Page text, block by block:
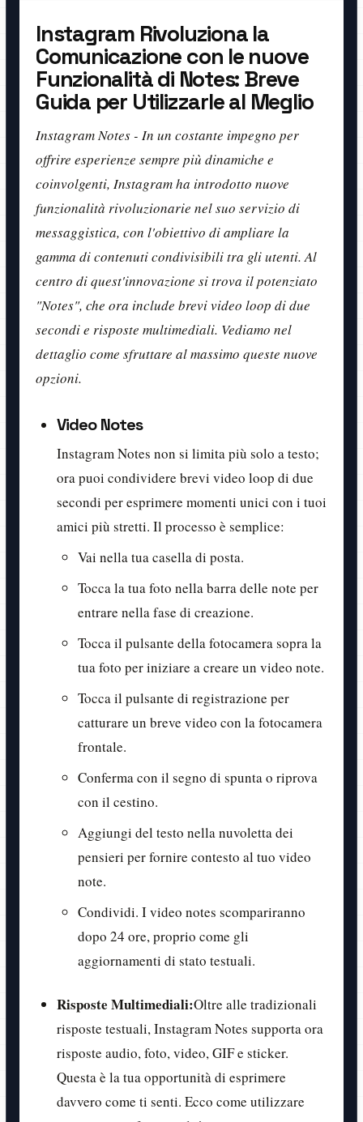
Instagram Rivoluziona la
Comunicazione con le nuove
Funzionalità di Notes: Breve
Guida per Utilizzarle al Meglio
Instagram Notes - In un costante impegno per
offrire esperienze sempre più dinamiche e
coinvolgenti, Instagram ha introdotto nuove
funzionalità rivoluzionarie nel suo servizio di
messaggistica, con l'obiettivo di ampliare la
gamma di contenuti condivisibili tra gli utenti. Al
centro di quest'innovazione si trova il potenziato
"Notes", che ora include brevi video loop di due
secondi e risposte multimediali. Vediamo nel
dettaglio come sfruttare al massimo queste nuove
opzioni.
Video Notes
Instagram Notes non si limita più solo a testo;
ora puoi condividere brevi video loop di due
secondi per esprimere momenti unici con i tuoi
amici più stretti. Il processo è semplice:
Vai nella tua casella di posta.
Tocca la tua foto nella barra delle note per
entrare nella fase di creazione.
Tocca il pulsante della fotocamera sopra la
tua foto per iniziare a creare un video note.
Tocca il pulsante di registrazione per
catturare un breve video con la fotocamera
frontale.
Conferma con il segno di spunta o riprova
con il cestino.
Aggiungi del testo nella nuvoletta dei
pensieri per fornire contesto al tuo video
note.
Condividi. I video notes scompariranno
dopo 24 ore, proprio come gli
aggiornamenti di stato testuali.
Risposte Multimediali:Oltre alle tradizionali
risposte testuali, Instagram Notes supporta ora
risposte audio, foto, video, GIF e sticker.
Questa è la tua opportunità di esprimere
davvero come ti senti. Ecco come utilizzare